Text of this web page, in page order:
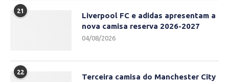
21
Liverpool FC e adidas apresentam a
nova camisa reserva 2026-2027
04/08/2026
22
Terceira camisa do Manchester City